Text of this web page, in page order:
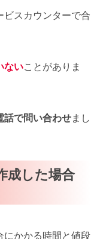
スカウンターで合
ないことがありま
話で問い合わせまし
成した場合
にかかる時間と値段